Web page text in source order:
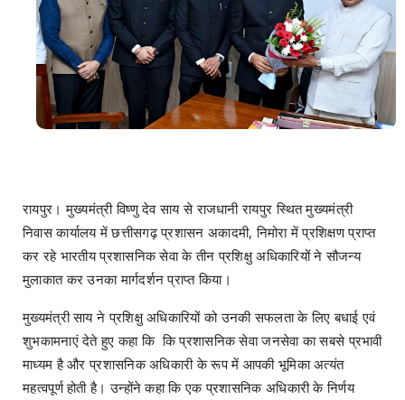
रायपुर। मुख्यमंत्री विष्णु देव साय से राजधानी रायपुर स्थित मुख्यमंत्री
निवास कार्यालय में छत्तीसगढ़ प्रशासन अकादमी, निमोरा में प्रशिक्षण प्राप्त
कर रहे भारतीय प्रशासनिक सेवा के तीन प्रशिक्षु अधिकारियों ने सौजन्य
मुलाकात कर उनका मार्गदर्शन प्राप्त किया।
मुख्यमंत्री साय ने प्रशिक्षु अधिकारियों को उनकी सफलता के लिए बधाई एवं
शुभकामनाएं देते हुए कहा कि कि प्रशासनिक सेवा जनसेवा का सबसे प्रभावी
माध्यम है और प्रशासनिक अधिकारी के रूप में आपकी भूमिका अत्यंत
महत्वपूर्ण होती है। उन्होंने कहा कि एक प्रशासनिक अधिकारी के निर्णय